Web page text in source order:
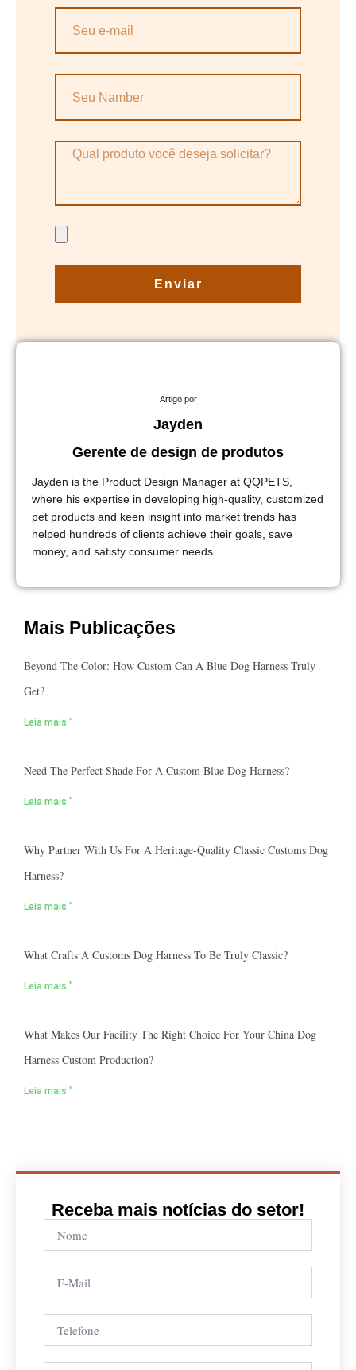
Enviar
Artigo por
Jayden
Gerente de design de produtos
Jayden is the Product Design Manager at QQPETS,
where his expertise in developing high-quality, customized
pet products and keen insight into market trends has
helped hundreds of clients achieve their goals, save
money, and satisfy consumer needs.
Mais Publicações
Beyond The Color: How Custom Can A Blue Dog Harness Truly
Get?
Leia mais "
Need The Perfect Shade For A Custom Blue Dog Harness?
Leia mais "
Why Partner With Us For A Heritage-Quality Classic Customs Dog
Harness?
Leia mais "
What Crafts A Customs Dog Harness To Be Truly Classic?
Leia mais "
What Makes Our Facility The Right Choice For Your China Dog
Harness Custom Production?
Leia mais "
Receba mais notícias do setor!